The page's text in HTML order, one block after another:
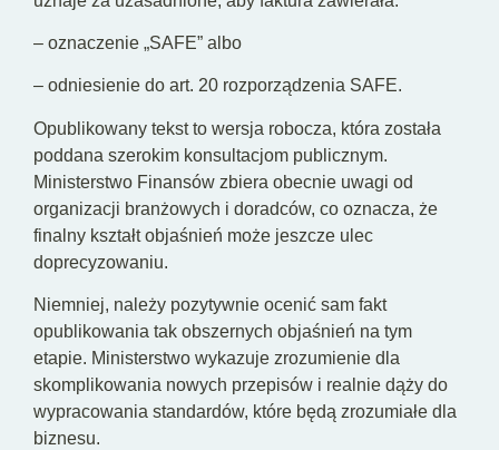
– oznaczenie „SAFE” albo
– odniesienie do art. 20 rozporządzenia SAFE.
Opublikowany tekst to wersja robocza, która została
poddana szerokim konsultacjom publicznym.
Ministerstwo Finansów zbiera obecnie uwagi od
organizacji branżowych i doradców, co oznacza, że
finalny kształt objaśnień może jeszcze ulec
doprecyzowaniu.
Niemniej, należy pozytywnie ocenić sam fakt
opublikowania tak obszernych objaśnień na tym
etapie. Ministerstwo wykazuje zrozumienie dla
skomplikowania nowych przepisów i realnie dąży do
wypracowania standardów, które będą zrozumiałe dla
biznesu.